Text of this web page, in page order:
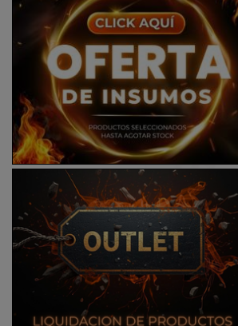
INTEL
IPHONE
KANJI
KINGSTON
KLIP XTREME
LETS
LEXAR
LG
LOGITECH
MARVO
MOTOROLA
MSI
NETMAK
NEW JET
NOGANET
ONLY
PANTUM